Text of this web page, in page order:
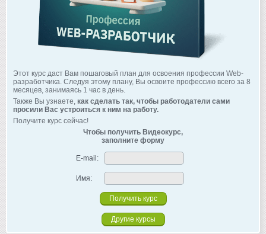
Этот курс даст Вам пошаговый план для освоения профессии Web-
разработчика. Следуя этому плану, Вы освоите профессию всего за 8
месяцев, занимаясь 1 час в день.
Также Вы узнаете, как сделать так, чтобы работодатели сами
просили Вас устроиться к ним на работу.
Получите курс сейчас!
Чтобы получить Видеокурс,
заполните форму
E-mail:
Имя:
Другие курсы